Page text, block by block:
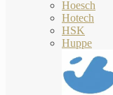
Hoesch
Hotech
HSK
Huppe